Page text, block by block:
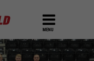
MENU